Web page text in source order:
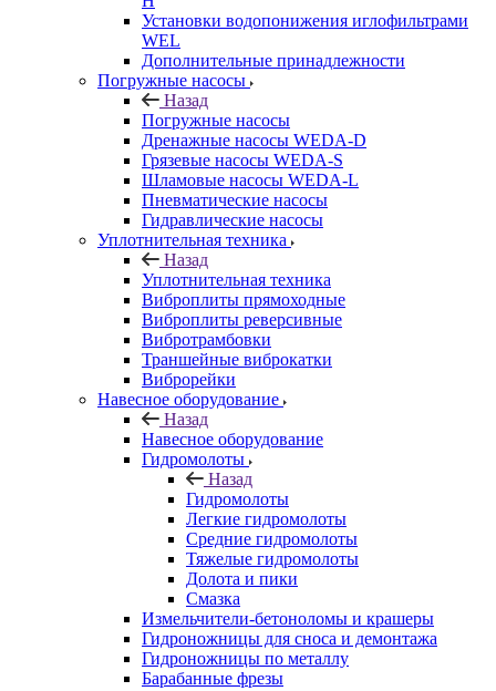
Установки водопонижения иглофильтрами
WEL
Дополнительные принадлежности
Погружные насосы
Назад
Погружные насосы
Дренажные насосы WEDA-D
Грязевые насосы WEDA-S
Шламовые насосы WEDA-L
Пневматические насосы
Гидравлические насосы
Уплотнительная техника
Назад
Уплотнительная техника
Виброплиты прямоходные
Виброплиты реверсивные
Вибротрамбовки
Траншейные виброкатки
Виброрейки
Навесное оборудование
Назад
Навесное оборудование
Гидромолоты
Назад
Гидромолоты
Легкие гидромолоты
Средние гидромолоты
Тяжелые гидромолоты
Долота и пики
Смазка
Измельчители-бетоноломы и крашеры
Гидроножницы для сноса и демонтажа
Гидроножницы по металлу
Барабанные фрезы